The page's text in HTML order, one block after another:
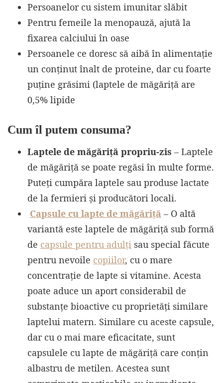
Persoanelor cu sistem imunitar slăbit
Pentru femeile la menopauză, ajută la
fixarea calciului în oase
Persoanele ce doresc să aibă în alimentație
un conținut înalt de proteine, dar cu foarte
puține grăsimi (laptele de măgăriță are
0,5% lipide
Cum îl putem consuma?
Laptele de măgăriță propriu-zis – Laptele
de măgăriță se poate regăsi în multe forme.
Puteți cumpăra laptele sau produse lactate
de la fermieri și producători locali.
Capsule cu lapte de măgăriță – O altă
variantă este laptele de măgăriță sub formă
de capsule pentru adulți sau special făcute
pentru nevoile copiilor, cu o mare
concentrație de lapte si vitamine. Acesta
poate aduce un aport considerabil de
substanțe bioactive cu proprietăți similare
laptelui matern. Similare cu aceste capsule,
dar cu o mai mare eficacitate, sunt
capsulele cu lapte de măgăriță care conțin
albastru de metilen. Acestea sunt